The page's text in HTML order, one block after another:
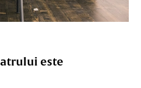
este